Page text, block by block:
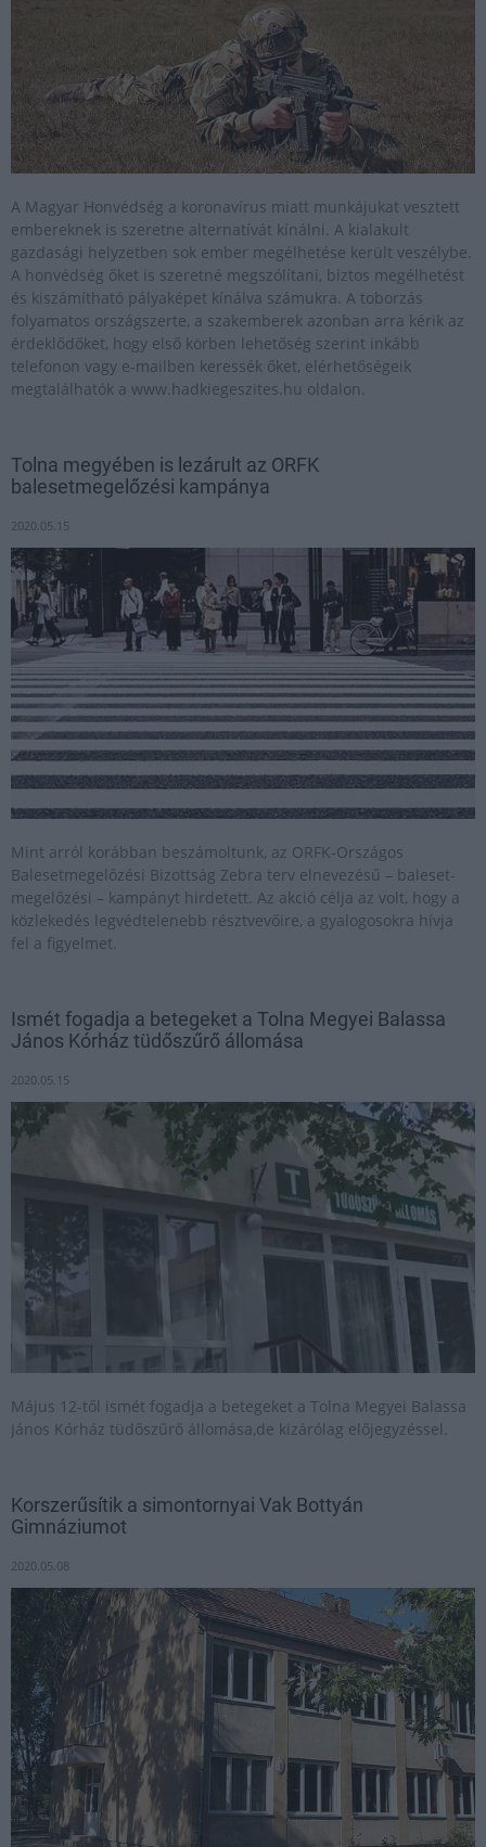
A Magyar Honvédség a koronavírus miatt munkájukat vesztett
embereknek is szeretne alternatívát kínálni. A kialakult
gazdasági helyzetben sok ember megélhetése került veszélybe.
A honvédség őket is szeretné megszólítani, biztos megélhetést
és kiszámítható pályaképet kínálva számukra. A toborzás
folyamatos országszerte, a szakemberek azonban arra kérik az
érdeklődőket, hogy első körben lehetőség szerint inkább
telefonon vagy e-mailben keressék őket, elérhetőségeik
megtalálhatók a www.hadkiegeszites.hu oldalon.
Tolna megyében is lezárult az ORFK
balesetmegelőzési kampánya
2020.05.15
Mint arról korábban beszámoltunk, az ORFK-Országos
Balesetmegelőzési Bizottság Zebra terv elnevezésű – baleset-
megelőzési – kampányt hirdetett. Az akció célja az volt, hogy a
közlekedés legvédtelenebb résztvevőire, a gyalogosokra hívja
fel a figyelmet.
Ismét fogadja a betegeket a Tolna Megyei Balassa
János Kórház tüdőszűrő állomása
2020.05.15
Május 12-től ismét fogadja a betegeket a Tolna Megyei Balassa
János Kórház tüdőszűrő állomása,de kizárólag előjegyzéssel.
Korszerűsítik a simontornyai Vak Bottyán
Gimnáziumot
2020.05.08